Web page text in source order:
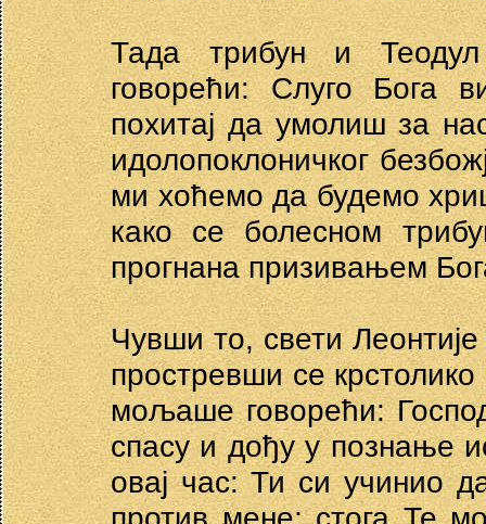
Тада трибун и
говорећи: Слуго Бога
похитај да умолиш за
идолопоклоничког
ми хоћемо да будемо
како се болесном
прогнана призивањем
Чувши то, свети
простревши се
мољаше говорећи:
спасу и дођу у познање
овај час: Ти си учинио